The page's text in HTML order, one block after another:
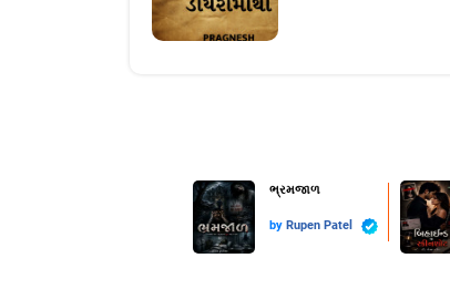
ભ્રમજાળ
by Rupen Patel